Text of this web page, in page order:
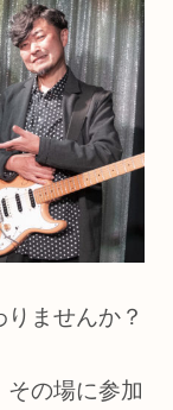
ませんか？
の場に参加